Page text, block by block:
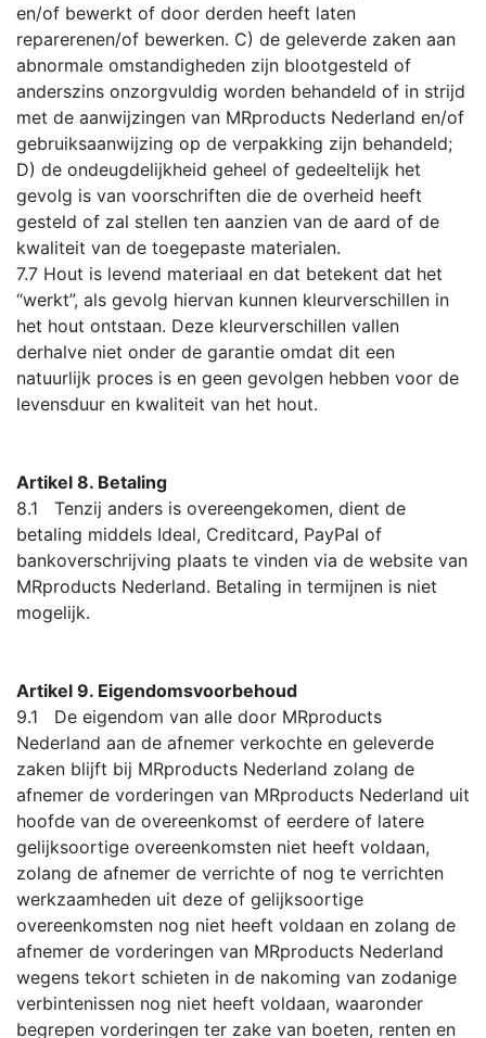
en/of bewerkt of door derden heeft laten
reparerenen/of bewerken. C) de geleverde zaken aan
abnormale omstandigheden zijn blootgesteld of
anderszins onzorgvuldig worden behandeld of in strijd
met de aanwijzingen van MRproducts Nederland en/of
gebruiksaanwijzing op de verpakking zijn behandeld;
D) de ondeugdelijkheid geheel of gedeeltelijk het
gevolg is van voorschriften die de overheid heeft
gesteld of zal stellen ten aanzien van de aard of de
kwaliteit van de toegepaste materialen.
7.7 Hout is levend materiaal en dat betekent dat het
“werkt”, als gevolg hiervan kunnen kleurverschillen in
het hout ontstaan. Deze kleurverschillen vallen
derhalve niet onder de garantie omdat dit een
natuurlijk proces is en geen gevolgen hebben voor de
levensduur en kwaliteit van het hout.
Artikel 8. Betaling
8.1 Tenzij anders is overeengekomen, dient de
betaling middels Ideal, Creditcard, PayPal of
bankoverschrijving plaats te vinden via de website van
MRproducts Nederland. Betaling in termijnen is niet
mogelijk.
Artikel 9. Eigendomsvoorbehoud
9.1 De eigendom van alle door MRproducts
Nederland aan de afnemer verkochte en geleverde
zaken blijft bij MRproducts Nederland zolang de
afnemer de vorderingen van MRproducts Nederland uit
hoofde van de overeenkomst of eerdere of latere
gelijksoortige overeenkomsten niet heeft voldaan,
zolang de afnemer de verrichte of nog te verrichten
werkzaamheden uit deze of gelijksoortige
overeenkomsten nog niet heeft voldaan en zolang de
afnemer de vorderingen van MRproducts Nederland
wegens tekort schieten in de nakoming van zodanige
verbintenissen nog niet heeft voldaan, waaronder
begrepen vorderingen ter zake van boeten, renten en